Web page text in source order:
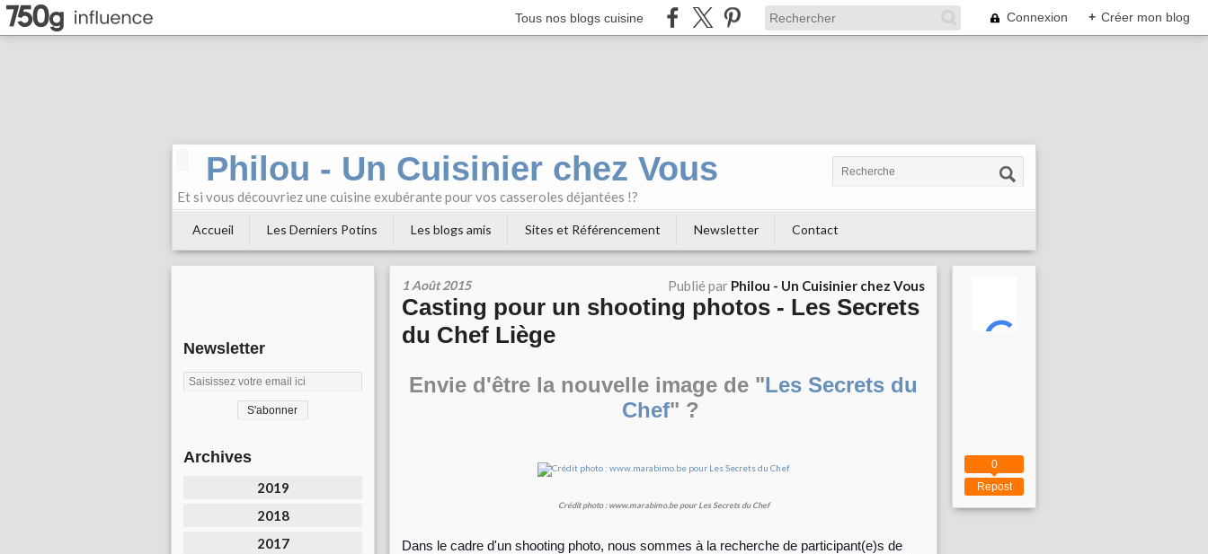
Tous nos blogs cuisine Connexion + Créer mon blog
Philou - Un Cuisinier chez Vous
Et si vous découvriez une cuisine exubérante pour vos casseroles déjantées !?
Accueil Les Derniers Potins Les blogs amis Sites et Référencement Newsletter Contact
Newsletter
Archives
2019
2018
2017
1 Août 2015 Publié par Philou - Un Cuisinier chez Vous
Casting pour un shooting photos - Les Secrets
du Chef Liège
Envie d'être la nouvelle image de "Les Secrets du
Chef" ?
Crédit photo : www.marabimo.be pour Les Secrets du Chef
Dans le cadre d'un shooting photo, nous sommes à la recherche de participant(e)s de
Repost
0